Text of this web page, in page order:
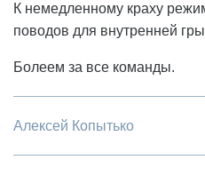
К немедленному краху
поводов для внутренней
Болеем за все команды.
Алексей Копытько